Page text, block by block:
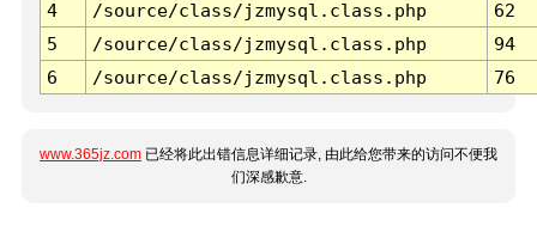
4
/source/class/jzmysql.class.php
62
5
/source/class/jzmysql.class.php
94
6
/source/class/jzmysql.class.php 76
www.365jz.com 已经将此出错信息详细记录, 由此给您带来的访问不便我
们深感歉意.